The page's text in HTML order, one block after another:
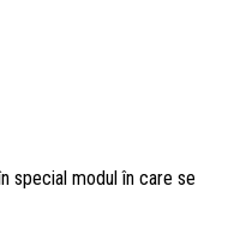
special modul în care se